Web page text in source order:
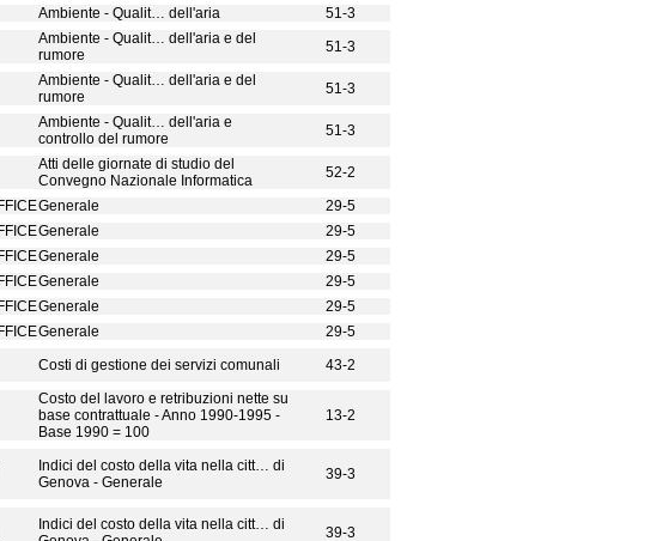
Ambiente - Qualit… dell'aria
51-3
Ambiente - Qualit… dell'aria e del
rumore
51-3
Ambiente - Qualit… dell'aria e del
rumore
51-3
Ambiente - Qualit… dell'aria e
controllo del rumore
51-3
Atti delle giornate di studio del
Convegno Nazionale Informatica
52-2
Generale
29-5
Generale
29-5
Generale
29-5
Generale
29-5
Generale
29-5
Generale
29-5
Costi di gestione dei servizi comunali 43-2
Costo del lavoro e retribuzioni nette su
base contrattuale - Anno 1990-1995 -
Base 1990 = 100
13-2
Indici del costo della vita nella citt… di
Genova - Generale
39-3
Indici del costo della vita nella citt… di
39-3